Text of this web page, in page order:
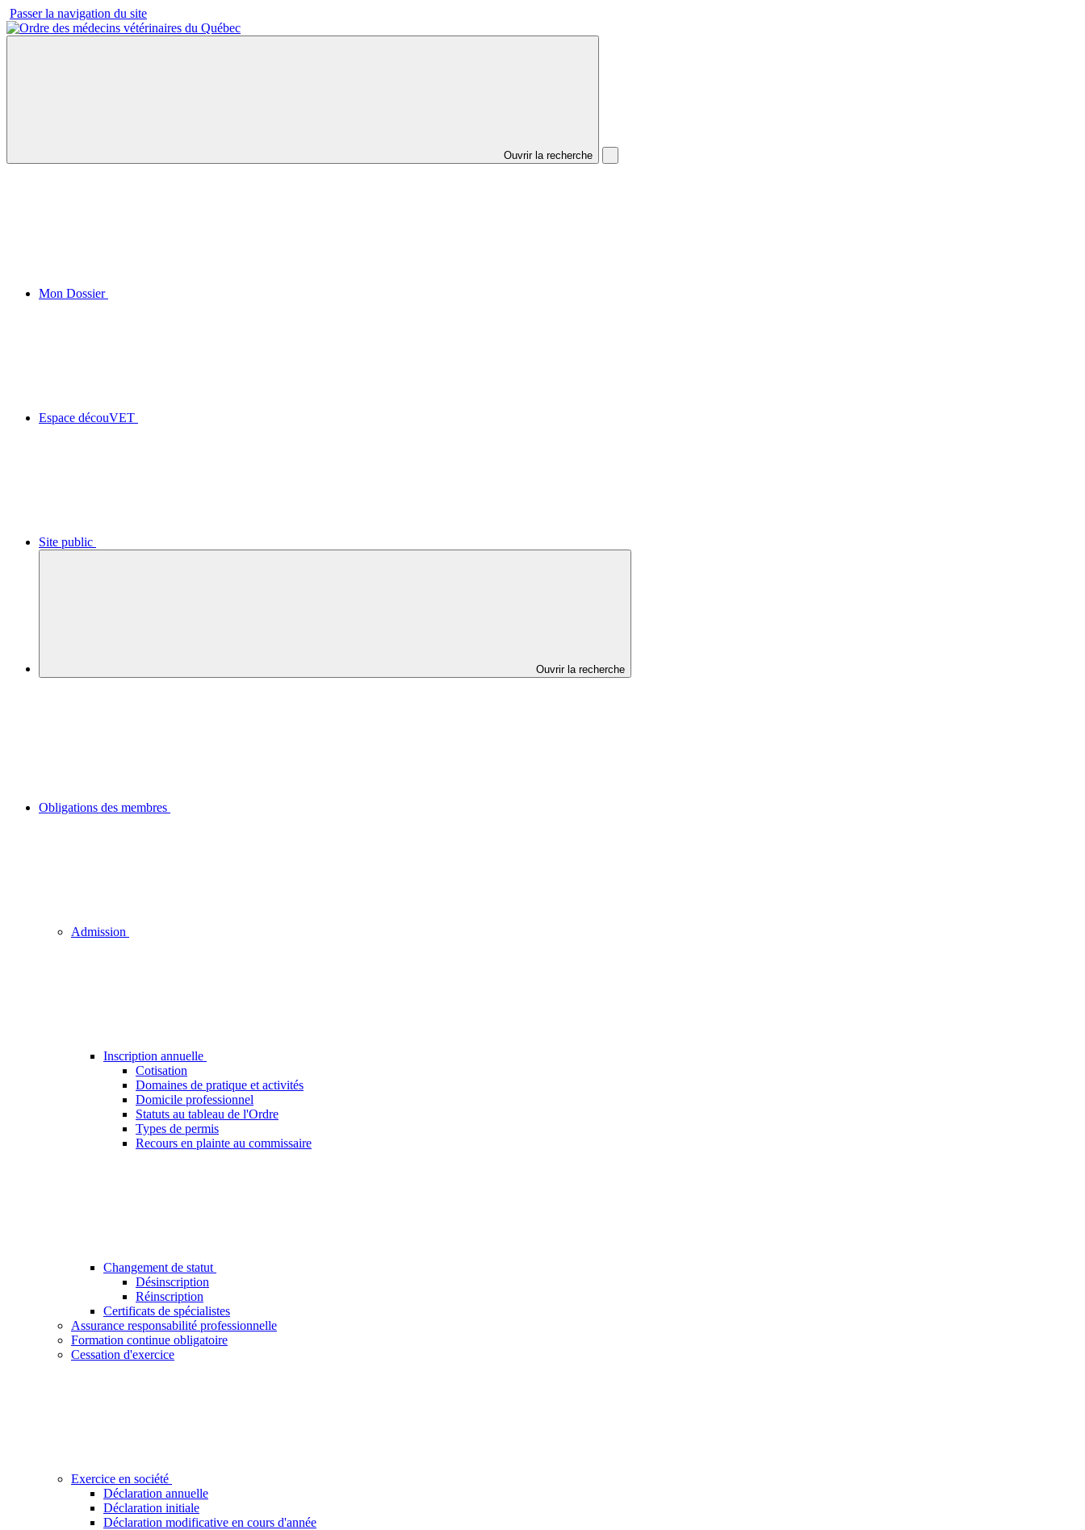
Passer la navigation du site
Ouvrir la recherche
Mon Dossier
Espace découVET
Site public
Ouvrir la recherche
Obligations des membres
Admission
Inscription annuelle
Cotisation
Domaines de pratique et activités
Domicile professionnel
Statuts au tableau de l'Ordre
Types de permis
Recours en plainte au commissaire
Changement de statut
Désinscription
Réinscription
Certificats de spécialistes
Assurance responsabilité professionnelle
Formation continue obligatoire
Cessation d'exercice
Exercice en société
Déclaration annuelle
Déclaration initiale
Déclaration modificative en cours d'année